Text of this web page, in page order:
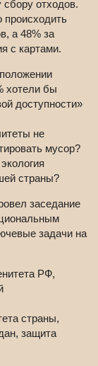
сбору отходов.
происходить
а 48% за
с картами.
хотели бы
доступности»
не
мусор?
страны?
заседание
задачи на
РФ,
страны,
защита